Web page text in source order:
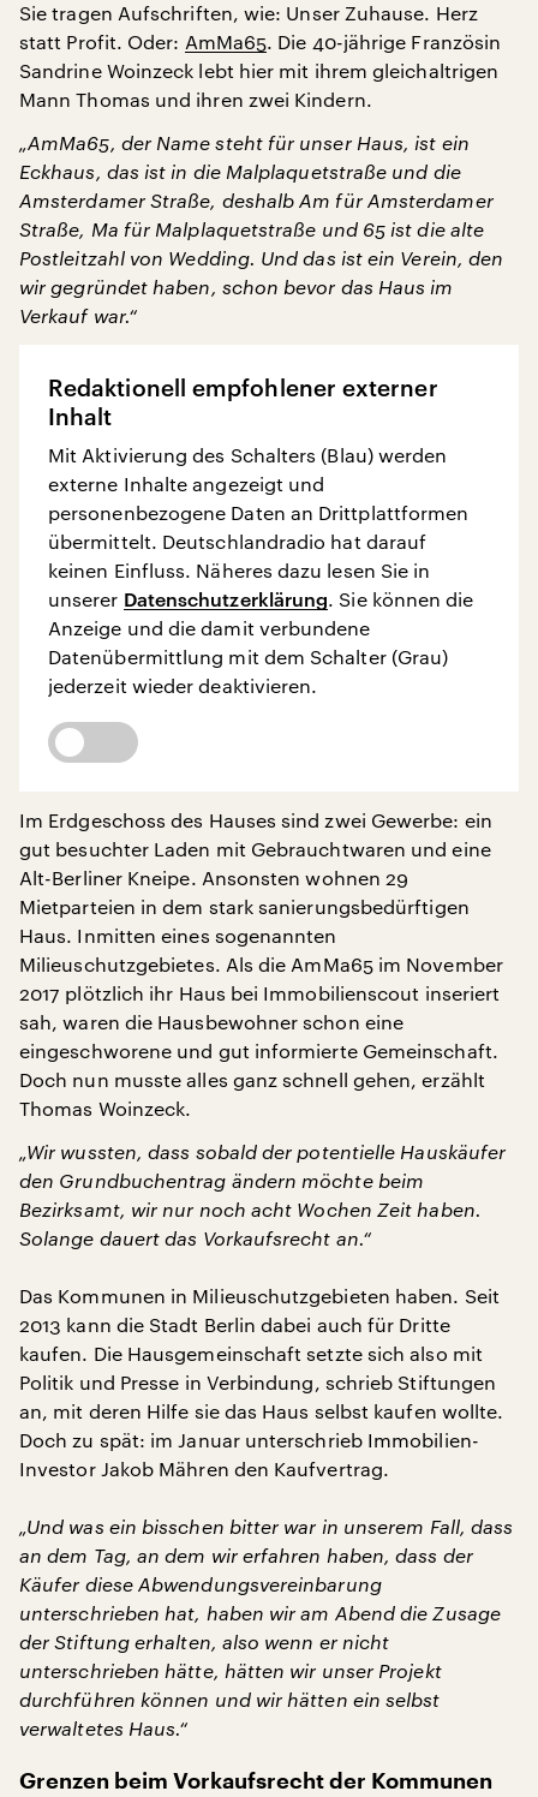
Sie tragen Aufschriften, wie: Unser Zuhause. Herz
statt Profit. Oder: AmMa65. Die 40-jährige Französin
Sandrine Woinzeck lebt hier mit ihrem gleichaltrigen
Mann Thomas und ihren zwei Kindern.
„AmMa65, der Name steht für unser Haus, ist ein
Eckhaus, das ist in die Malplaquetstraße und die
Amsterdamer Straße, deshalb Am für Amsterdamer
Straße, Ma für Malplaquetstraße und 65 ist die alte
Postleitzahl von Wedding. Und das ist ein Verein, den
wir gegründet haben, schon bevor das Haus im
Verkauf war.“
Redaktionell empfohlener externer
Inhalt
Mit Aktivierung des Schalters (Blau) werden
externe Inhalte angezeigt und
personenbezogene Daten an Drittplattformen
übermittelt. Deutschlandradio hat darauf
keinen Einfluss. Näheres dazu lesen Sie in
unserer Datenschutzerklärung. Sie können die
Anzeige und die damit verbundene
Datenübermittlung mit dem Schalter (Grau)
jederzeit wieder deaktivieren.
Im Erdgeschoss des Hauses sind zwei Gewerbe: ein
gut besuchter Laden mit Gebrauchtwaren und eine
Alt-Berliner Kneipe. Ansonsten wohnen 29
Mietparteien in dem stark sanierungsbedürftigen
Haus. Inmitten eines sogenannten
Milieuschutzgebietes. Als die AmMa65 im November
2017 plötzlich ihr Haus bei Immobilienscout inseriert
sah, waren die Hausbewohner schon eine
eingeschworene und gut informierte Gemeinschaft.
Doch nun musste alles ganz schnell gehen, erzählt
Thomas Woinzeck.
„Wir wussten, dass sobald der potentielle Hauskäufer
den Grundbuchentrag ändern möchte beim
Bezirksamt, wir nur noch acht Wochen Zeit haben.
Solange dauert das Vorkaufsrecht an.“
Das Kommunen in Milieuschutzgebieten haben. Seit
2013 kann die Stadt Berlin dabei auch für Dritte
kaufen. Die Hausgemeinschaft setzte sich also mit
Politik und Presse in Verbindung, schrieb Stiftungen
an, mit deren Hilfe sie das Haus selbst kaufen wollte.
Doch zu spät: im Januar unterschrieb Immobilien-
Investor Jakob Mähren den Kaufvertrag.
„Und was ein bisschen bitter war in unserem Fall, dass
an dem Tag, an dem wir erfahren haben, dass der
Käufer diese Abwendungsvereinbarung
unterschrieben hat, haben wir am Abend die Zusage
der Stiftung erhalten, also wenn er nicht
unterschrieben hätte, hätten wir unser Projekt
durchführen können und wir hätten ein selbst
verwaltetes Haus.“
Grenzen beim Vorkaufsrecht der Kommunen